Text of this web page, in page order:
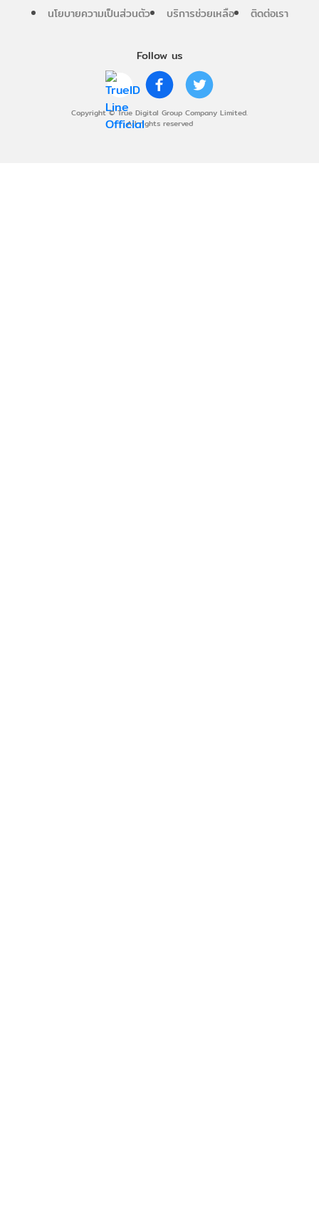
Follow us
Copyright © True Digital Group Company Limited.
All rights reserved
นโยบายความเป็นส่วนตัว
บริการช่วยเหลือ ติดต่อเรา